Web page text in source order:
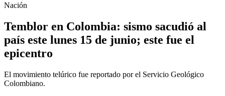
Nación
Temblor en Colombia: sismo sacudió al
país este lunes 15 de junio; este fue el
epicentro
El movimiento telúrico fue reportado por el Servicio Geológico
Colombiano.